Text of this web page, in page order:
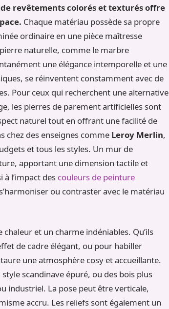
revêtements colorés et texturés offre
Chaque matériau possède sa propre
ordinaire en une pièce maîtresse
naturelle, comme le marbre
une élégance intemporelle et une
se réinventent constamment avec de
Pour ceux qui recherchent une alternative
les pierres de parement artificielles sont
naturel tout en offrant une facilité de
chez des enseignes comme Leroy Merlin,
et tous les styles. Un mur de
apportant une dimension tactile et
l’impact des couleurs de peinture
ou contraster avec le matériau
et un charme indéniables. Qu’ils
de cadre élégant, ou pour habiller
une atmosphère cosy et accueillante.
scandinave épuré, ou des bois plus
industriel. La pose peut être verticale,
accru. Les reliefs sont également un